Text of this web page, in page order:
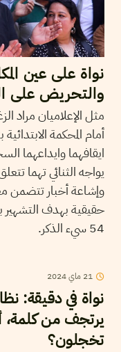
نواة على عين
والتحريض على
أمام المحكمة
ايقافهما وايداعهما
يواجه الثنائي تهما
وإشاعة أخبار تتضمن
حقيقية بهدف التشهير
54 سيء الذكر.
21 ماي2024
نواة في دقيقة:
يرتجف من كلمة،
تخجلون؟